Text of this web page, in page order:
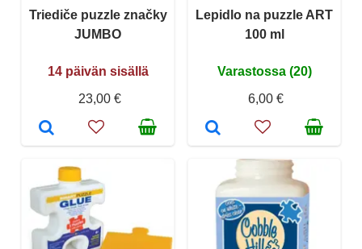
Triediče puzzle značky
JUMBO
14 päivän sisällä
23,00 €
Lepidlo na puzzle ART
100 ml
Varastossa (20)
6,00 €